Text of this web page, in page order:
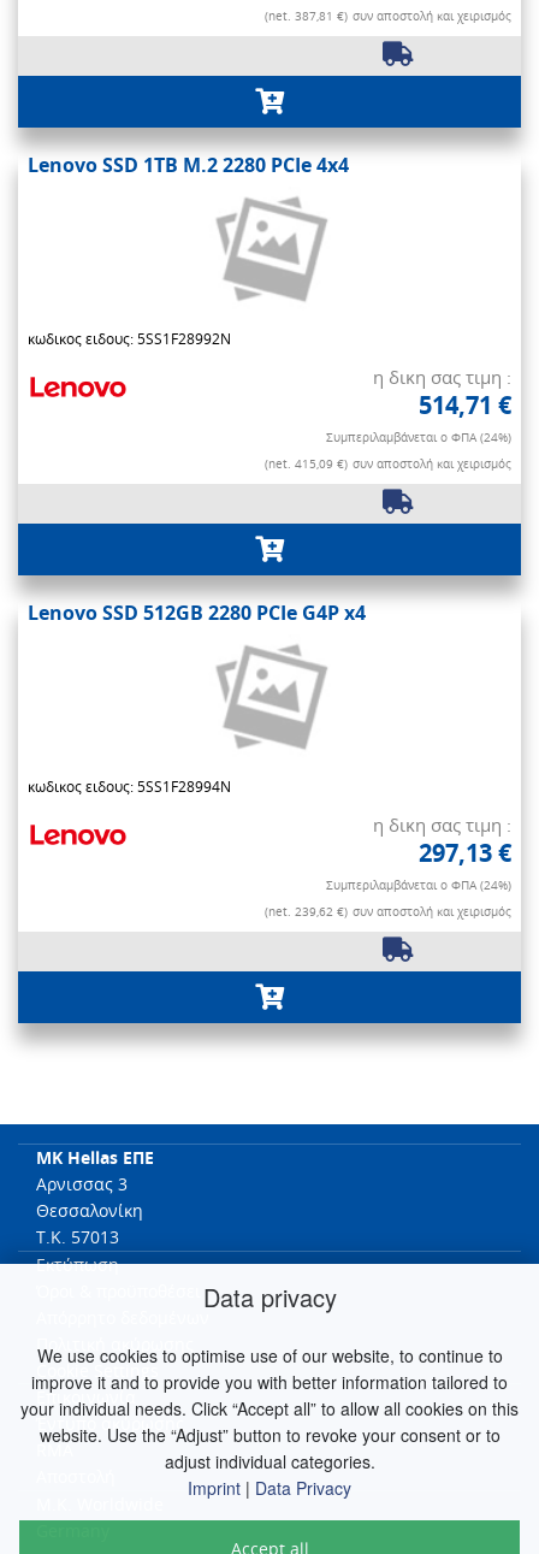
Data privacy
We use cookies to optimise use of our website, to continue to
improve it and to provide you with better information tailored to
your individual needs. Click “Accept all” to allow all cookies on this
website. Use the “Adjust” button to revoke your consent or to
adjust individual categories.
Imprint | Data Privacy
Accept all
(net. 387,81 €) συν αποστολή και χειρισμός
Lenovo SSD 1TB M.2 2280 PCIe 4x4
κωδικος ειδους: 5SS1F28992N
η δικη σας τιμη :
514,71 €
Συμπεριλαμβάνεται ο ΦΠΑ (24%)
(net. 415,09 €) συν αποστολή και χειρισμός
Lenovo SSD 512GB 2280 PCIe G4P x4
κωδικος ειδους: 5SS1F28994N
η δικη σας τιμη :
297,13 €
Συμπεριλαμβάνεται ο ΦΠΑ (24%)
(net. 239,62 €) συν αποστολή και χειρισμός
MK Hellas ΕΠΕ
Αρνισσας 3
Θεσσαλονίκη
T.K. 57013
Εκτύπωση
Πολιτική ακύρωσης
Cookie Settings
Επικοινωνία
Έντυπο ακύρωσης